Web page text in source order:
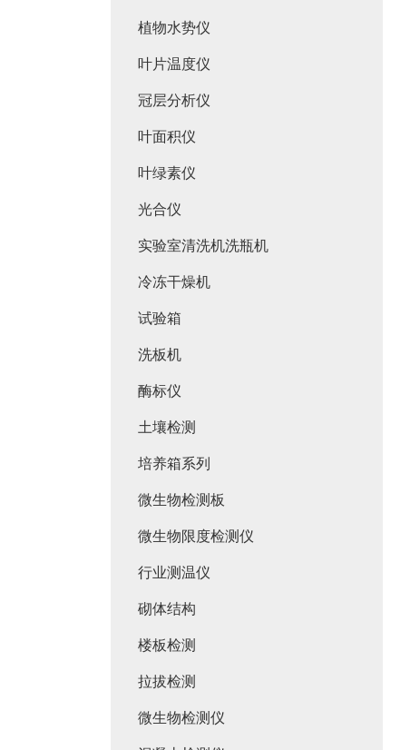
植物水势仪
叶片温度仪
冠层分析仪
叶面积仪
叶绿素仪
光合仪
实验室清洗机洗瓶机
冷冻干燥机
试验箱
洗板机
酶标仪
土壤检测
培养箱系列
微生物检测板
微生物限度检测仪
行业测温仪
砌体结构
楼板检测
拉拔检测
微生物检测仪